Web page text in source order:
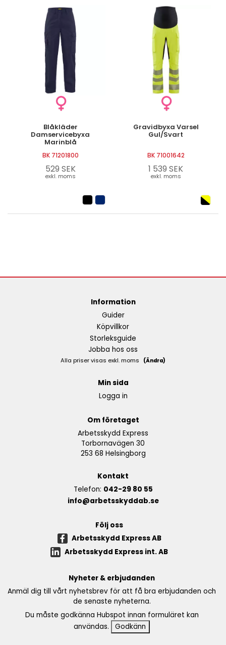
Blåkläder
Damservicebyxa
Marinblå
BK 71201800
529 SEK
exkl. moms
Gravidbyxa Varsel
Gul/Svart
BK 71001642
1 539 SEK
exkl. moms
Information
Guider
Köpvillkor
Storleksguide
Jobba hos oss
Alla priser visas exkl. moms (Ändra)
Min sida
Logga in
Om företaget
Arbetsskydd Express
Torbornavägen 30
253 68 Helsingborg
Kontakt
Telefon: 042-29 80 55
info@arbetsskyddab.se
Följ oss
Arbetsskydd Express AB
Arbetsskydd Express int. AB
Nyheter & erbjudanden
Anmäl dig till vårt nyhetsbrev för att få bra erbjudanden och
de senaste nyheterna.
Du måste godkänna Hubspot innan formuläret kan
användas.
Godkänn